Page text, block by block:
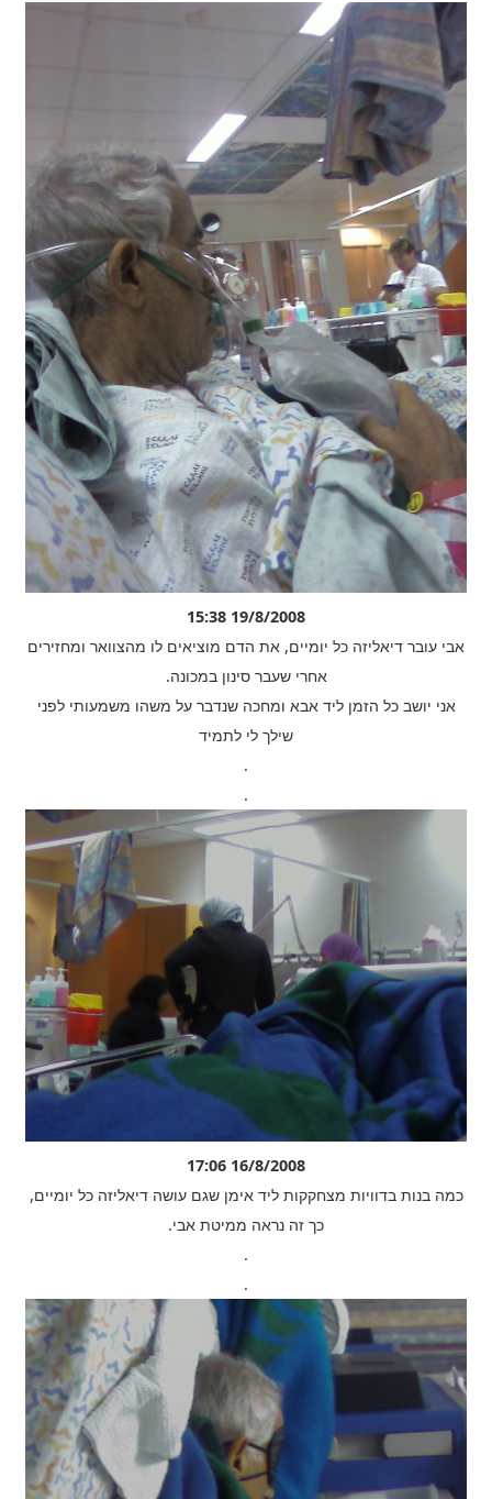
19/8/2008 15:38
אבי עובר דיאליזה כל יומיים, את הדם מוציאים לו מהצוואר ומחזירים
אחרי שעבר סינון במכונה.
אני יושב כל הזמן ליד אבא ומחכה שנדבר על משהו משמעותי לפני
שילך לי לתמיד
.
.
16/8/2008 17:06
כמה בנות בדוויות מצחקקות ליד אימן שגם עושה דיאליזה כל יומיים,
כך זה נראה ממיטת אבי.
.
.